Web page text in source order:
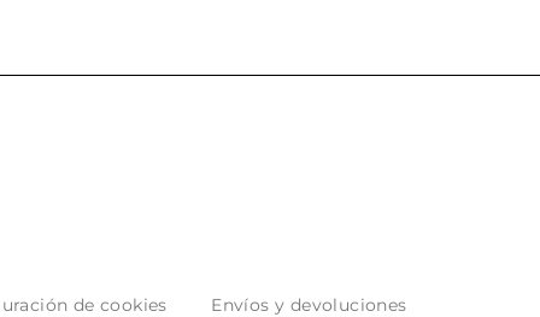
de cookies Envíos y devoluciones